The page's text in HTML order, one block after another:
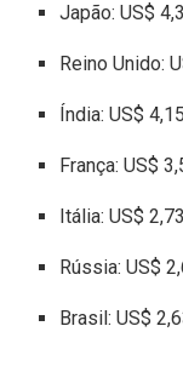
Japão: US$
Reino Unido:
Índia: US$
França: US$
Itália: US$
Rússia: US$
Brasil: US$